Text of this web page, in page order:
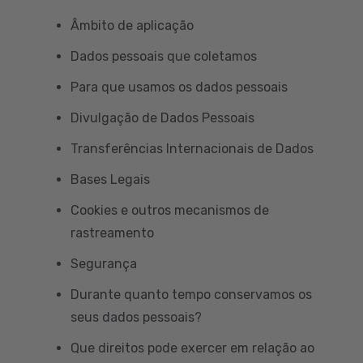
Âmbito de aplicação
Dados pessoais que coletamos
Para que usamos os dados pessoais
Divulgação de Dados Pessoais
Transferências Internacionais de Dados
Bases Legais
Cookies e outros mecanismos de
rastreamento
Segurança
Durante quanto tempo conservamos os
seus dados pessoais?
Que direitos pode exercer em relação ao